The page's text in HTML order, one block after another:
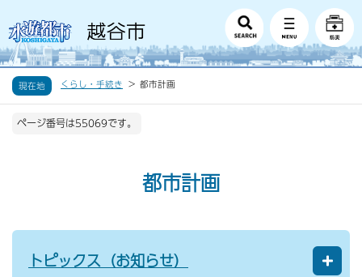
現在地 くらし・手続き 都市計画
ページ番号は55069です。
都市計画
トピックス（お知らせ）